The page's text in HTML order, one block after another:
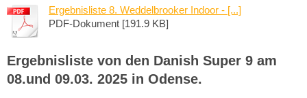
Ergebnisliste 8. Weddelbrooker Indoor - [...]
PDF-Dokument [191.9 KB]
Ergebnisliste von den Danish Super 9 am
08.und 09.03. 2025 in Odense.